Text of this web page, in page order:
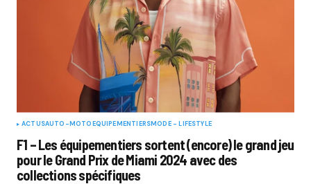
ACTUSAUTO-MOTOEQUIPEMENTIERSMODE - LIFESTYLE
F1 – Les équipementiers sortent (encore) le grand jeu
pour le Grand Prix de Miami 2024 avec des
collections spécifiques